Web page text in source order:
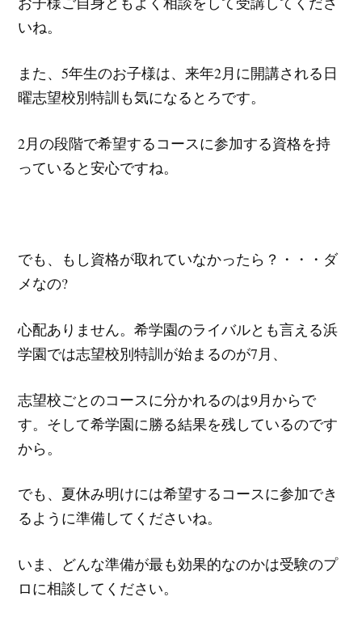
いね。
また、5年生のお子様は、来年2月に開講される日
曜志望校別特訓も気になるとろです。
2月の段階で希望するコースに参加する資格を持
っていると安心ですね。
でも、もし資格が取れていなかったら？・・・ダ
メなの?
心配ありません。希学園のライバルとも言える浜
学園では志望校別特訓が始まるのが7月、
志望校ごとのコースに分かれるのは9月からで
す。そして希学園に勝る結果を残しているのです
から。
でも、夏休み明けには希望するコースに参加でき
るように準備してくださいね。
いま、どんな準備が最も効果的なのかは受験のプ
ロに相談してください。